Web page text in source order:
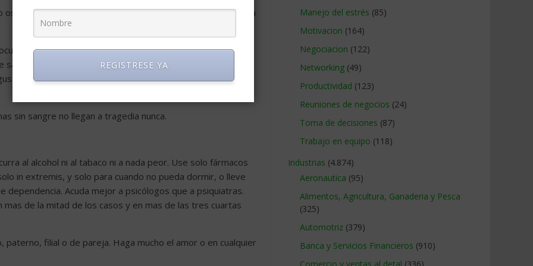
de las cosas, saquémosles al menos provecho y así la
Entienda esta frase. Tómese su gran problema a
sale muy bien, aparentemente, todo. Lo usa en su provecho,
No es tan malo, a veces es simpático, a veces cae
sin sangre no llegan a tragedia nunca.
al alcohol ni al tabaco ni a nada peor. Use solo fármacos
in extremis, y solo para cuando no pueda dormir, o lleve
dependencia. Acuda mejor a psicólogos que a psiquiatras.
de la mitad de los casos y en mas de las tres cuartas
filial o de pareja. Haga mucho el amor o en cualquier
Manejo del estrés (85)
Motivacion (164)
Negociacion (122)
Networking (49)
Productividad (123)
Reuniones de negocios (24)
Toma de decisiones (87)
Trabajo en equipo (118)
Industrias (4.874)
Aeronautica (95)
Alimentos, Agricultura, Ganaderia y Pesca
(325)
Automotriz (379)
Banca y Servicios Financieros (910)
REGISTRESE YA